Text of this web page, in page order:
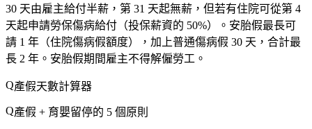
30 天由雇主給付半薪，第 31 天起無薪，但若有住院可從第 4
天起申請勞保傷病給付（投保薪資的 50%）。安胎假最長可
請 1 年（住院傷病假額度），加上普通傷病假 30 天，合計最
長 2 年。安胎假期間雇主不得解僱勞工。
產假天數計算器
產假 + 育嬰留停的 5 個原則